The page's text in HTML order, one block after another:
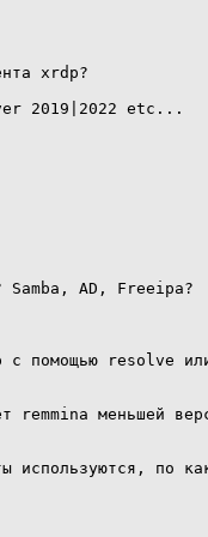
xrdp?
2019|2022 etc...
AD, Freeipa?
с помощью resolve
меньшей
используются, по